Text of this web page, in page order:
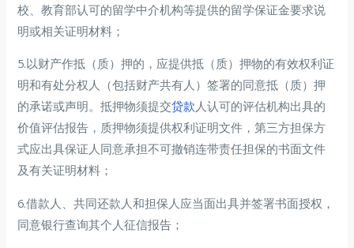
校、教育部认可的留学中介机构等提供的留学保证金要求说
明或相关证明材料；
5.以财产作抵（质）押的，应提供抵（质）押物的有效权利证
明和有处分权人（包括财产共有人）签署的同意抵（质）押
的承诺或声明。抵押物须提交贷款人认可的评估机构出具的
价值评估报告，质押物须提供权利证明文件，第三方担保方
式应出具保证人同意承担不可撤销连带责任担保的书面文件
及有关证明材料；
6.借款人、共同还款人和担保人应当面出具并签署书面授权，
同意银行查询其个人征信报告；